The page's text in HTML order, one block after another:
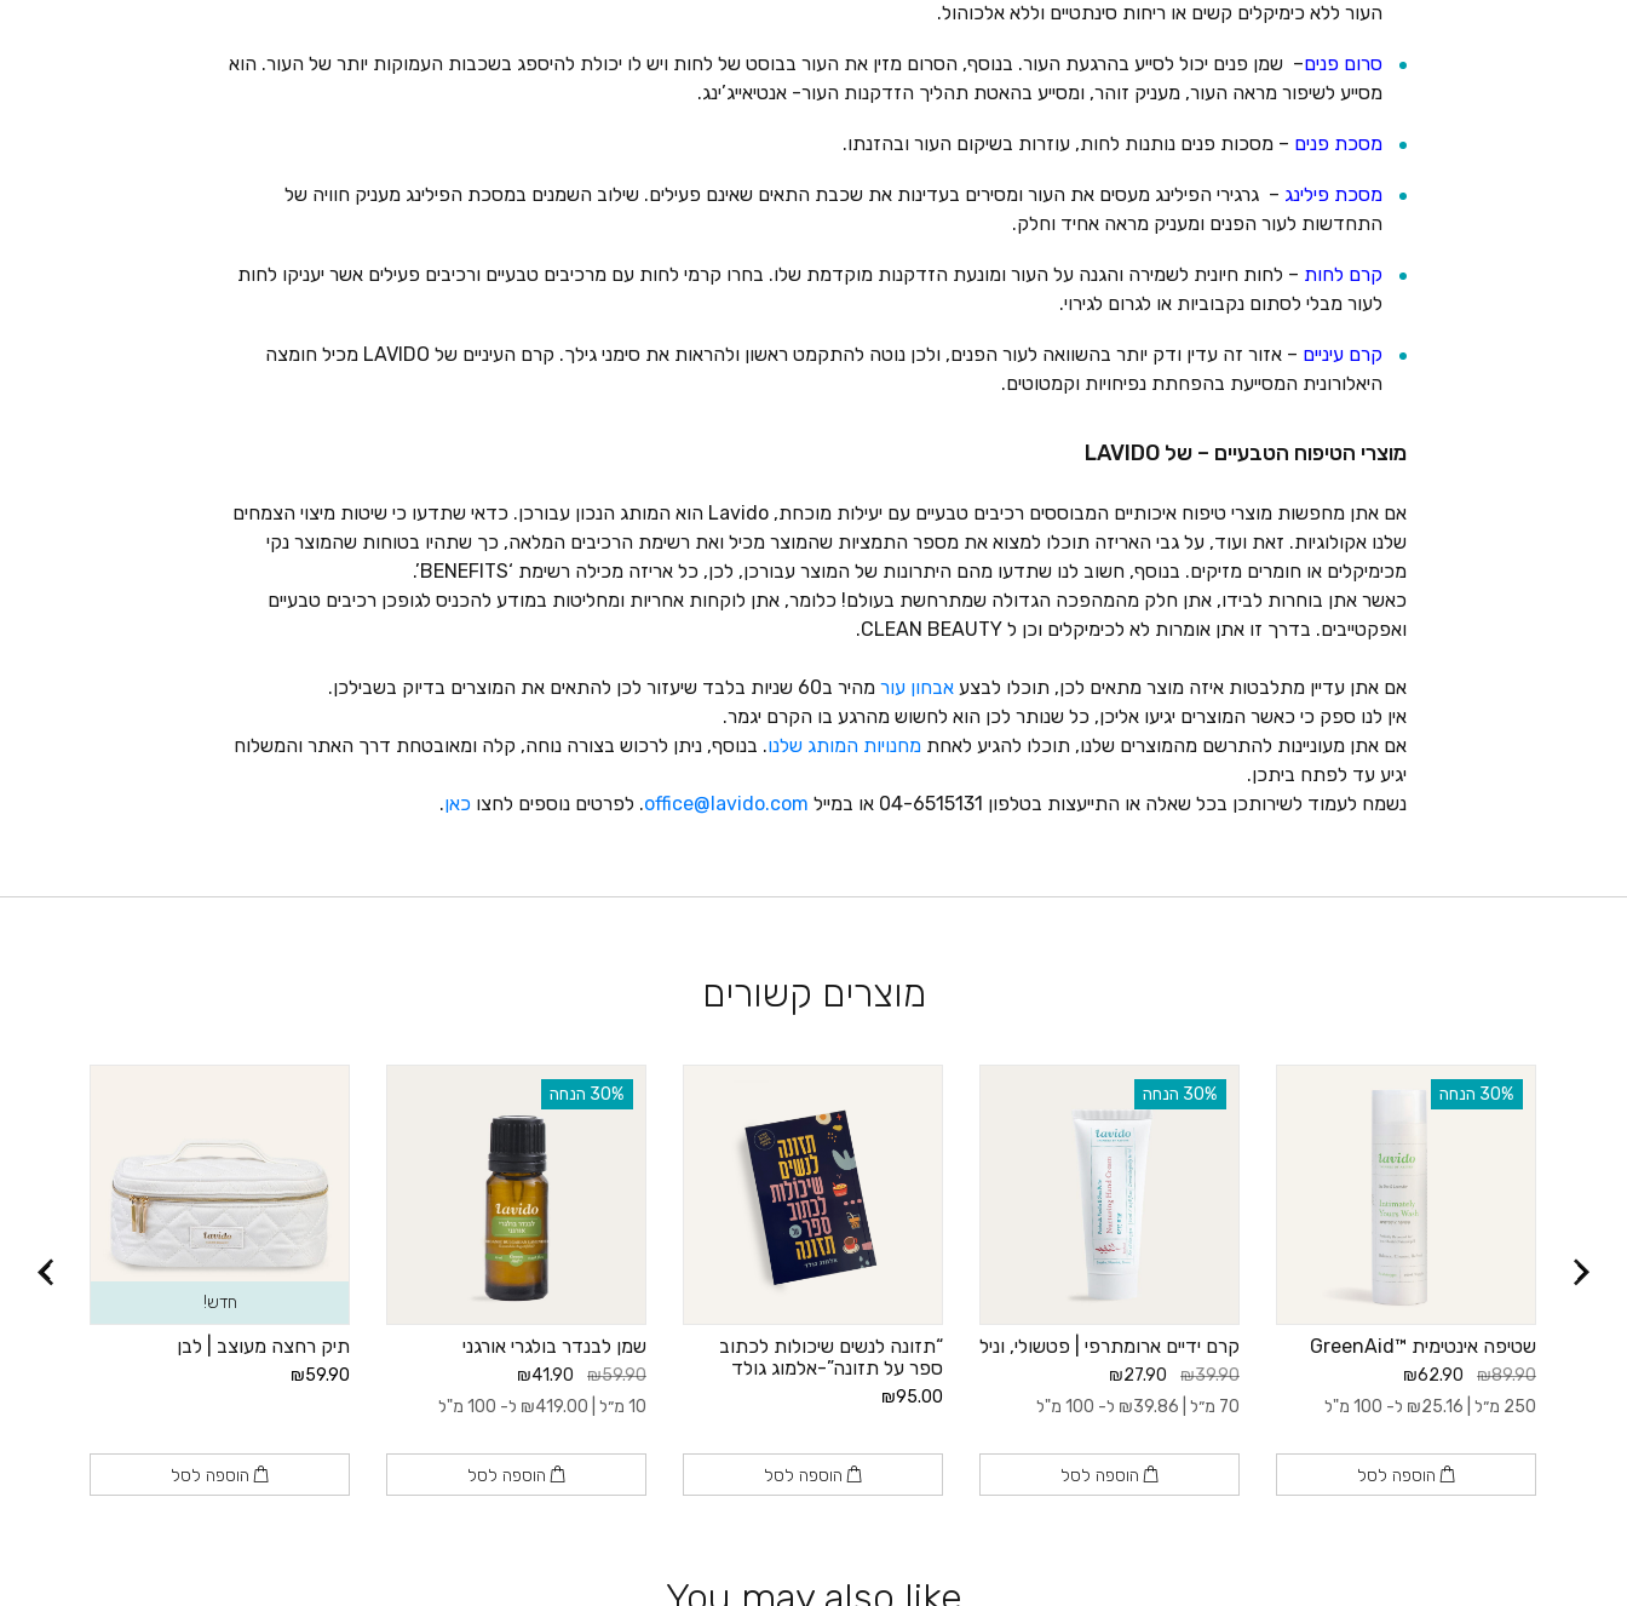
העור ללא כימיקלים קשים או ריחות סינתטיים וללא אלכוהול.
סרום פנים– שמן פנים יכול לסייע בהרגעת העור. בנוסף, הסרום מזין את העור בבוסט של לחות ויש לו יכולת להיספג בשכבות העמוקות יותר של העור. הוא
מסייע לשיפור מראה העור, מעניק זוהר, ומסייע בהאטת תהליך הזדקנות העור- אנטיאייג’ינג.
מסכת פנים – מסכות פנים נותנות לחות, עוזרות בשיקום העור ובהזנתו.
מסכת פילינג – גרגירי הפילינג מעסים את העור ומסירים בעדינות את שכבת התאים שאינם פעילים. שילוב השמנים במסכת הפילינג מעניק חוויה של
התחדשות לעור הפנים ומעניק מראה אחיד וחלק.
קרם לחות – לחות חיונית לשמירה והגנה על העור ומונעת הזדקנות מוקדמת שלו. בחרו קרמי לחות עם מרכיבים טבעיים ורכיבים פעילים אשר יעניקו לחות
לעור מבלי לסתום נקבוביות או לגרום לגירוי.
קרם עיניים
– אזור זה עדין ודק יותר בהשוואה לעור הפנים, ולכן נוטה להתקמט ראשון ולהראות את סימני גילך. קרם העיניים של LAVIDO מכיל חומצה
היאלורונית המסייעת בהפחתת נפיחויות וקמטוטים.
מוצרי הטיפוח הטבעיים – של LAVIDO
אם אתן מחפשות מוצרי טיפוח איכותיים המבוססים רכיבים טבעיים עם יעילות מוכחת, Lavido הוא המותג הנכון עבורכן. כדאי שתדעו כי שיטות מיצוי הצמחים
שלנו אקולוגיות. זאת ועוד, על גבי האריזה תוכלו למצוא את מספר התמציות שהמוצר מכיל ואת רשימת הרכיבים המלאה, כך שתהיו בטוחות שהמוצר נקי
מכימיקלים או חומרים מזיקים. בנוסף, חשוב לנו שתדעו מהם היתרונות של המוצר עבורכן, לכן, כל אריזה מכילה רשימת ‘BENEFITS’.
כאשר אתן בוחרות לבידו, אתן חלק מהמהפכה הגדולה שמתרחשת בעולם! כלומר, אתן לוקחות אחריות ומחליטות במודע להכניס לגופכן רכיבים טבעיים
ואפקטייבים. בדרך זו אתן אומרות לא לכימיקלים וכן ל CLEAN BEAUTY.
אם אתן עדיין מתלבטות איזה מוצר מתאים לכן, תוכלו לבצע אבחון עור מהיר ב60 שניות בלבד שיעזור לכן להתאים את המוצרים בדיוק בשבילכן.
אין לנו ספק כי כאשר המוצרים יגיעו אליכן, כל שנותר לכן הוא לחשוש מהרגע בו הקרם יגמר.
אם אתן מעוניינות להתרשם מהמוצרים שלנו, תוכלו להגיע לאחת מחנויות המותג שלנו. בנוסף, ניתן לרכוש בצורה נוחה, קלה ומאובטחת דרך האתר והמשלוח
יגיע עד לפתח ביתכן.
נשמח לעמוד לשירותכן בכל שאלה או התייעצות בטלפון 04-6515131 או במייל office@lavido.com. לפרטים נוספים לחצו כאן.
מוצרים קשורים
‫30% הנחה
שטיפה אינטימית ™GreenAid
₪89.90
₪62.90
250 מ״ל |
₪25.16 ל- 100 מ"ל
הוספה לסל
‫30% הנחה
קרם ידיים ארומתרפי | פטשולי, וניל
₪39.90
₪27.90
70 מ״ל |
₪39.86 ל- 100 מ"ל
הוספה לסל
“תזונה לנשים שיכולות לכתוב
ספר על תזונה”-אלמוג גולד
₪95.00
הוספה לסל
‫30% הנחה
שמן לבנדר בולגרי אורגני
₪59.90
₪41.90
10 מ״ל |
₪419.00 ל- 100 מ"ל
הוספה לסל
חדש!
תיק רחצה מעוצב | לבן
₪59.90
הוספה לסל